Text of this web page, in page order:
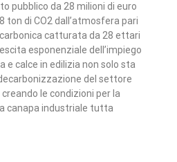
pubblico da 28 milioni di euro
di CO2 dall’atmosfera pari
catturata da 28 ettari
esponenziale dell’impiego
e calce in edilizia non solo sta
del settore
le condizioni per la
canapa industriale tutta